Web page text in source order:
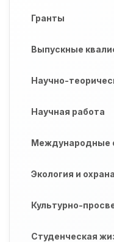
Гранты
Выпускные
Научно-
Научная работа
Международные
Экология и
Культурно-
Студенческая